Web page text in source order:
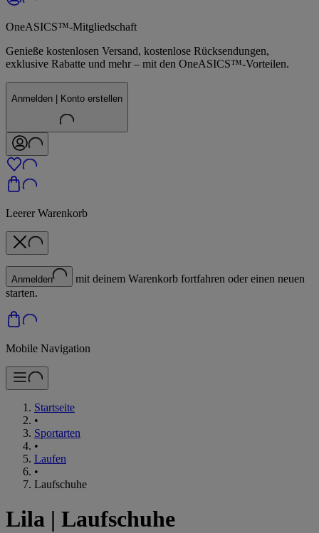
OneASICS™-Mitgliedschaft
Genieße kostenlosen Versand, kostenlose Rücksendungen,
exklusive Rabatte und mehr – mit den OneASICS™-Vorteilen.
Anmelden | Konto erstellen
Leerer Warenkorb
Anmelden
mit deinem Warenkorb fortfahren oder einen neuen
starten.
Mobile Navigation
Startseite
•
Sportarten
•
Laufen
•
Laufschuhe
Lila | Laufschuhe